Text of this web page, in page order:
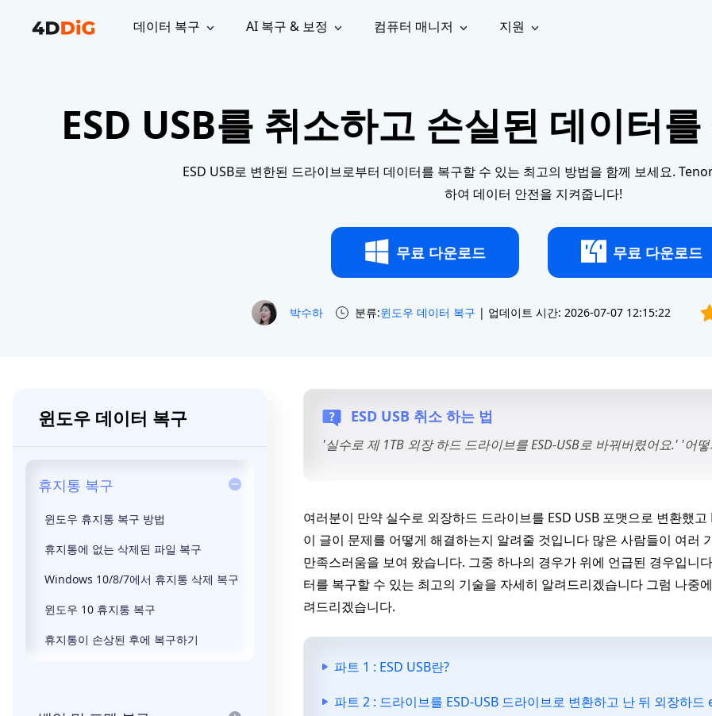
데이터 복구
윈도우에서 삭제된 파일 복구
무료
Update
WhatsApp 데이터 복구 LINE 데이터 복구
AI 복구 & 보정
동영상
복구
사진 복
구
문서 복
구
오디오
영상 화
질 높이
기
AI
사진 화
질 높이
컴퓨터 매니저
Partition Manager
Windows용 간편 디스크 관리
디스크 또는 파티션 복제
Duplicate File Deleter
AI
중복 파일 검색 및 삭제
Tenorshare Cleamio
Mac 최적화 및 정밀 클린
Dll Fixer
Windows DLL 오류 수정
Email Repair
손상된 PST/OST 파일 복구
지원
지원 센터
가이드, 라이선스, 문의
최신 업데이트
사용자 가이드
사용자 가이드 센터
모든 팁 & 해결 방법
ESD USB를 취소하고 손실된 데이터
ESD USB로 변한된 드라이브로부터 데이터를 복구할 수 있는 최고의 방법을 함께 보세요.
하여 데이터 안전을 지켜줍니다!
무료 다운로드 무료 다운로드
박수하 분류:윈도우 데이터 복구 | 업데이트 시간: 2026-07-07 12:15:22
윈도우 데이터 복구
휴지통 복구
윈도우 휴지통 복구 방법
휴지통에 없는 삭제된 파일 복구
Windows 10/8/7에서 휴지통 삭제 복구
윈도우 10 휴지통 복구
휴지통이 손상된 후에 복구하기
ESD USB 취소 하는 법
'실수로 제 1TB 외장 하드 드라이브를 ESD-USB로 바꿔버렸어요.' '어
여러분이 만약 실수로 외장하드 드라이브를 ESD USB 포맷으로 변환했
이 글이 문제를 어떻게 해결하는지 알려줄 것입니다 많은 사람들이 여러
만족스러움을 보여 왔습니다. 그중 하나의 경우가 위에 언급된 경우입니
터를 복구할 수 있는 최고의 기술을 자세히 알려드리겠습니다 그럼 나중
려드리겠습니다.
파트 1 : ESD USB란?
파트 2 : 드라이브를 ESD-USB 드라이브로 변환하고 난 뒤 외장하